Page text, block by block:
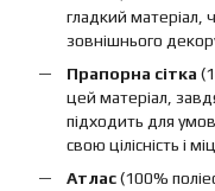
гладкий матеріал,
зовнішнього
Прапорна сітка
цей матеріал,
підходить для
свою цілісність і
Атлас(100%